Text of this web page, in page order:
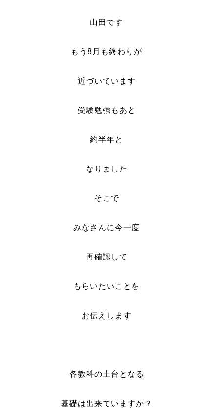
山田です
もう8月も終わりが
近づいています
受験勉強もあと
約半年と
なりました
そこで
みなさんに今一度
再確認して
もらいたいことを
お伝えします
各教科の土台となる
基礎は出来ていますか？